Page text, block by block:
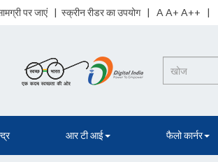
पर जाएं| स्क्रीन रीडर का उपयोग| A A+ A++ |
आर टी आई फैलो कार्नर